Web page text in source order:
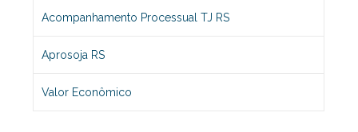
Acompanhamento Processual TJ RS
Aprosoja RS
Valor Econômico